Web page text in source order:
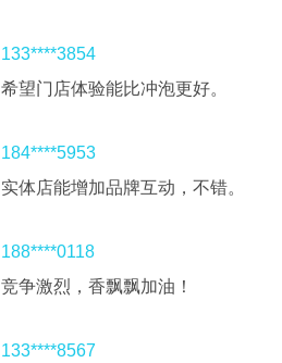
133****3854
希望门店体验能比冲泡更好。
184****5953
实体店能增加品牌互动，不错。
188****0118
竞争激烈，香飘飘加油！
133****8567